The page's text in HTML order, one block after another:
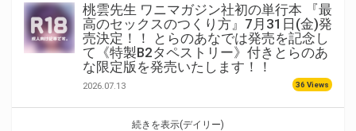
桃雲先生 ワニマガジン社初の単行本 『最
高のセックスのつくり方』7月31日(金)発
売決定！！ とらのあなでは発売を記念し
て《特製B2タペストリー》付きとらのあ
な限定版を発売いたします！！
2026.07.13 36 Views
続きを表示(デイリー)